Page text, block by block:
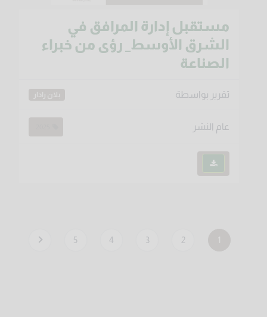
مستقبل إدارة المرافق في
الشرق الأوسط_ رؤى من خبراء
الصناعة
تقرير بواسطة بلان رادار
عام النشر
1
2
3
4
5